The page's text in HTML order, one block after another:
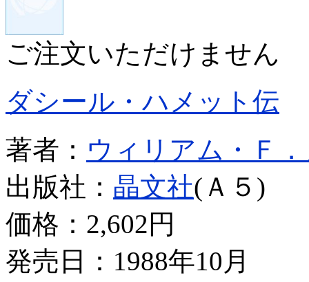
ご注文いただけません
ダシール・ハメット伝
著者： ウィリアム・Ｆ
出版社： 晶文社(Ａ５)
価格： 2,602円
発売日：1988年10月